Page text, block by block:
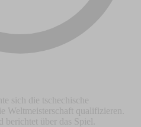
sich die tschechische
Weltmeisterschaft qualifizieren.
über das Spiel.